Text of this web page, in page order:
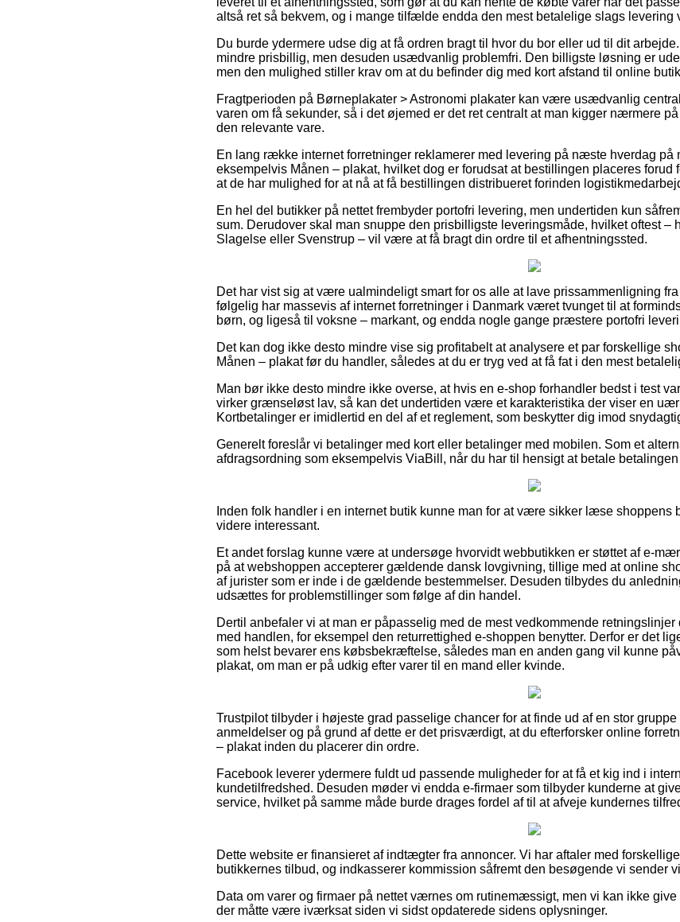
altså ret så bekvem, og i mange tilfælde endda den mest betalelige slags levering
Du burde ydermere udse dig at få ordren bragt til hvor du bor eller ud til dit
mindre prisbillig, men desuden usædvanlig problemfri. Den billigste løsning er
men den mulighed stiller krav om at du befinder dig med kort afstand til online
Fragtperioden på Børneplakater > Astronomi plakater kan være usædvanlig
varen om få sekunder, så i det øjemed er det ret centralt at man kigger nærmere
den relevante vare.
En lang række internet forretninger reklamerer med levering på næste hverdag på
eksempelvis Månen – plakat, hvilket dog er forudsat at bestillingen placeres forud
at de har mulighed for at nå at få bestillingen distribueret forinden
En hel del butikker på nettet frembyder portofri levering, men undertiden kun
sum. Derudover skal man snuppe den prisbilligste leveringsmåde, hvilket oftest –
Slagelse eller Svenstrup – vil være at få bragt din ordre til et afhentningssted.
Det har vist sig at være ualmindeligt smart for os alle at lave prissammenligning
følgelig har massevis af internet forretninger i Danmark været tvunget til at
børn, og ligeså til voksne – markant, og endda nogle gange præstere portofri
Det kan dog ikke desto mindre vise sig profitabelt at analysere et par forskellige
Månen – plakat før du handler, således at du er tryg ved at få fat i den mest
Man bør ikke desto mindre ikke overse, at hvis en e-shop forhandler bedst i test
virker grænseløst lav, så kan det undertiden være et karakteristika der viser en
Kortbetalinger er imidlertid en del af et reglement, som beskytter dig imod
Generelt foreslår vi betalinger med kort eller betalinger med mobilen. Som et
afdragsordning som eksempelvis ViaBill, når du har til hensigt at betale
Inden folk handler i en internet butik kunne man for at være sikker læse shoppens
videre interessant.
Et andet forslag kunne være at undersøge hvorvidt webbutikken er støttet af e-
på at webshoppen accepterer gældende dansk lovgivning, tillige med at online
af jurister som er inde i de gældende bestemmelser. Desuden tilbydes du
udsættes for problemstillinger som følge af din handel.
Dertil anbefaler vi at man er påpasselig med de mest vedkommende
med handlen, for eksempel den returrettighed e-shoppen benytter. Derfor er det
som helst bevarer ens købsbekræftelse, således man en anden gang vil kunne
plakat, om man er på udkig efter varer til en mand eller kvinde.
Trustpilot tilbyder i højeste grad passelige chancer for at finde ud af en stor
anmeldelser og på grund af dette er det prisværdigt, at du efterforsker online
– plakat inden du placerer din ordre.
Facebook leverer ydermere fuldt ud passende muligheder for at få et kig ind i
kundetilfredshed. Desuden møder vi endda e-firmaer som tilbyder kunderne at
service, hvilket på samme måde burde drages fordel af til at afveje kundernes
Dette website er finansieret af indtægter fra annoncer. Vi har aftaler med
butikkernes tilbud, og indkasserer kommission såfremt den besøgende vi sender
Data om varer og firmaer på nettet værnes om rutinemæssigt, men vi kan ikke
der måtte være iværksat siden vi sidst opdaterede sidens oplysninger.